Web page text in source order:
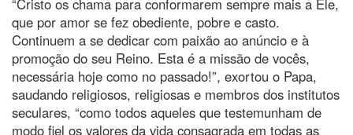
que por amor se fez obediente, pobre e casto.
Continuem a se dedicar com paixão ao anúncio e à
promoção do seu Reino. Esta é a missão de vocês,
necessária hoje como no passado!”, exortou o Papa,
saudando religiosos, religiosas e membros dos institutos
seculares, “como todos aqueles que testemunham de
modo fiel os valores da vida consagrada em todas as